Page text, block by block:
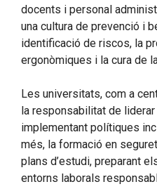
docents i personal
una cultura de prevenció i
identificació de riscos, la
ergonòmiques i la cura de
Les universitats, com a
la responsabilitat de liderar
implementant polítiques
més, la formació en
plans d’estudi, preparant
entorns laborals